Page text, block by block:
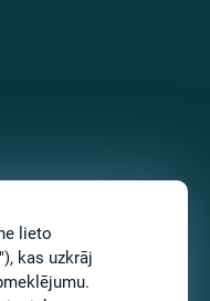
lieto
kas uzkrāj